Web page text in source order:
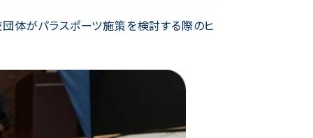
体がパラスポーツ施策を検討する際のヒ